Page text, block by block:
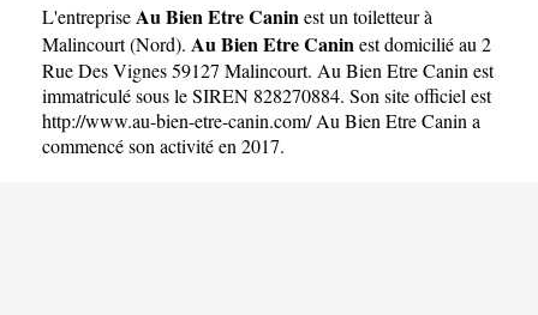
L'entrepriseAu Bien Etre Caninest un toiletteur à
Malincourt(Nord). Au Bien Etre Caninest domicilié au 2
Rue Des Vignes 59127 Malincourt. Au Bien Etre Canin est
immatriculé sous le SIREN 828270884. Son site officiel est
http://www.au-bien-etre-canin.com/Au Bien Etre Canin a
commencé son activité en 2017.